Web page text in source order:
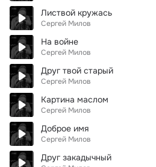
Листвой кружась
Сергей Милов
На войне
Сергей Милов
Друг твой старый
Сергей Милов
Картина маслом
Сергей Милов
Доброе имя
Сергей Милов
Друг закадычный